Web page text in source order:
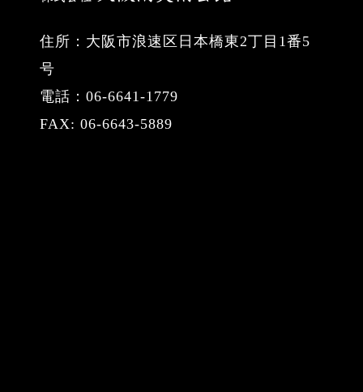
住所：大阪市浪速区日本橋東2丁目1番5
号
電話：06-6641-1779
FAX: 06-6643-5889